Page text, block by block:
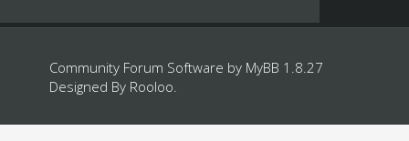
Community Forum Software by MyBB 1.8.27
Designed By Rooloo.